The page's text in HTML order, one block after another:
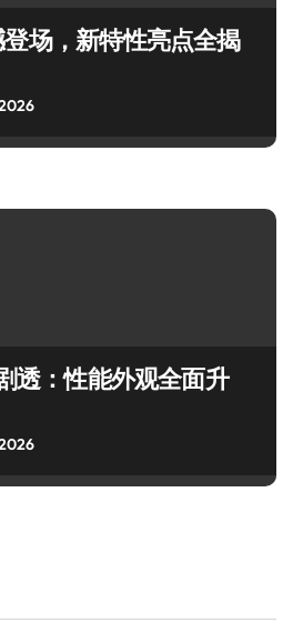
场，新特性亮点全揭
透：性能外观全面升